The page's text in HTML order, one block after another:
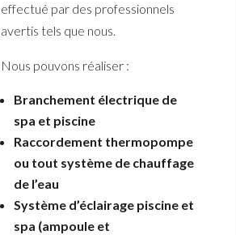
effectué par des professionnels
avertis tels que nous.
Nous pouvons réaliser :
Branchement électrique de
spa et piscine
Raccordement thermopompe
ou tout système de chauffage
de l’eau
Système d’éclairage piscine et
spa (ampoule et